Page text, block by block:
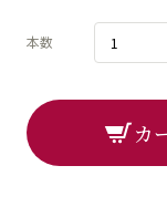
本数
カ